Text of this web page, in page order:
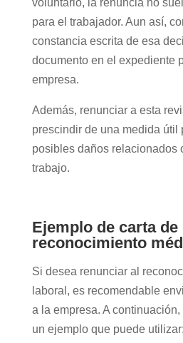
para el trabajador. Aun así,
constancia escrita de esa
documento en el expediente
empresa.
Además, renunciar a esta
prescindir de una medida útil
posibles daños relacionados
trabajo.
Ejemplo de carta
reconocimiento
Si desea renunciar al
laboral, es recomendable
a la empresa. A
un ejemplo que puede utilizar: